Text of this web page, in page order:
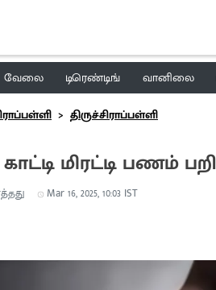
வேலை டிரெண்டிங் வானிலை
திருச்சிராப்பள்ளி
காட்டி மிரட்டி பணம்
Mar 16, 2025, 10:03 IST